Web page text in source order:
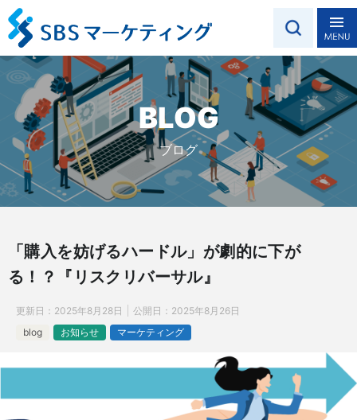
BLOG
ブログ
「購入を妨げるハードル」が劇的に下が
る！？『リスクリバーサル』
更新日： 2025年8月28日 公開日： 2025年8月26日
blog
お知らせ マーケティング